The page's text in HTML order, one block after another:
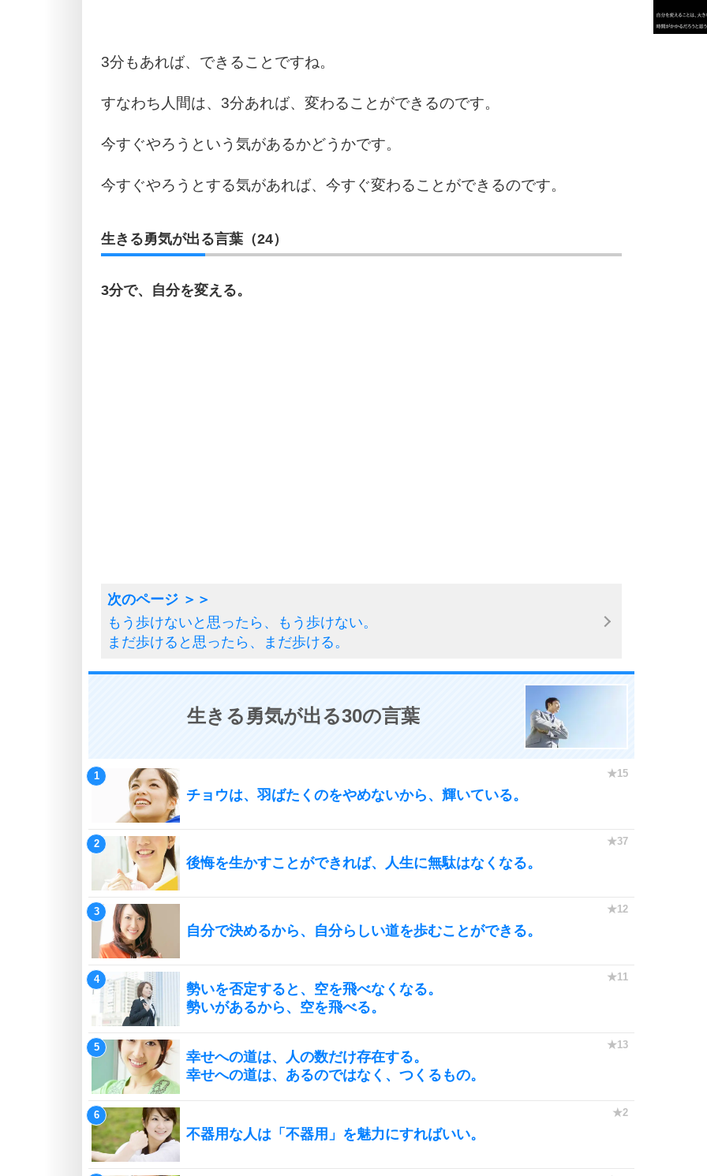
3分もあれば、できることですね。
すなわち人間は、3分あれば、変わることができるのです。
今すぐやろうという気があるかどうかです。
今すぐやろうとする気があれば、今すぐ変わることができるのです。
生きる勇気が出る言葉（24）
3分で、自分を変える。
もう歩けないと思ったら、もう歩けない。
まだ歩けると思ったら、まだ歩ける。
生きる勇気が出る30の言葉
チョウは、羽ばたくのをやめないから、輝いている。
後悔を生かすことができれば、人生に無駄はなくなる。
自分で決めるから、自分らしい道を歩むことができる。
勢いを否定すると、空を飛べなくなる。
勢いがあるから、空を飛べる。
幸せへの道は、人の数だけ存在する。
幸せへの道は、あるのではなく、つくるもの。
不器用な人は「不器用」を魅力にすればいい。
3